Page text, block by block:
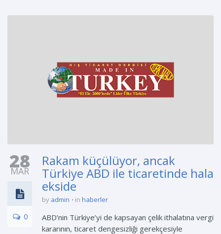
28
MAR
0
Rakam küçülüyor, ancak
Türkiye ABD ile ticaretinde hala
ekside
by admin in haberler
ABD’nin Türkiye’yi de kapsayan çelik ithalatına vergi
kararının, ticaret dengesizliği gerekçesiyle